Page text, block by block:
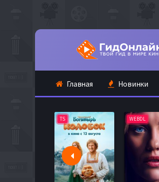
Главная Новинки
TS WEBDL